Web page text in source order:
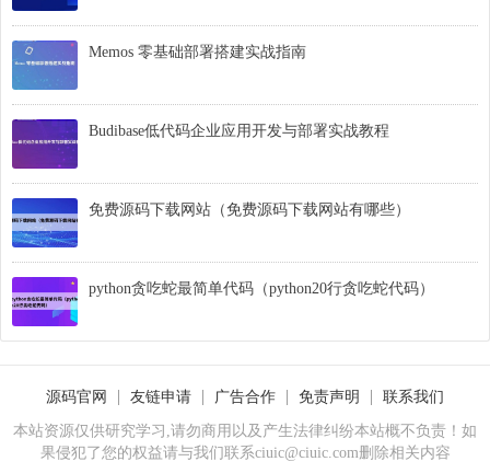
Memos 零基础部署搭建实战指南
Budibase低代码企业应用开发与部署实战教程
免费源码下载网站（免费源码下载网站有哪些）
python贪吃蛇最简单代码（python20行贪吃蛇代码）
源码官网 友链申请 广告合作 免责声明 联系我们
本站资源仅供研究学习,请勿商用以及产生法律纠纷本站概不负责！如
果侵犯了您的权益请与我们联系ciuic@ciuic.com删除相关内容